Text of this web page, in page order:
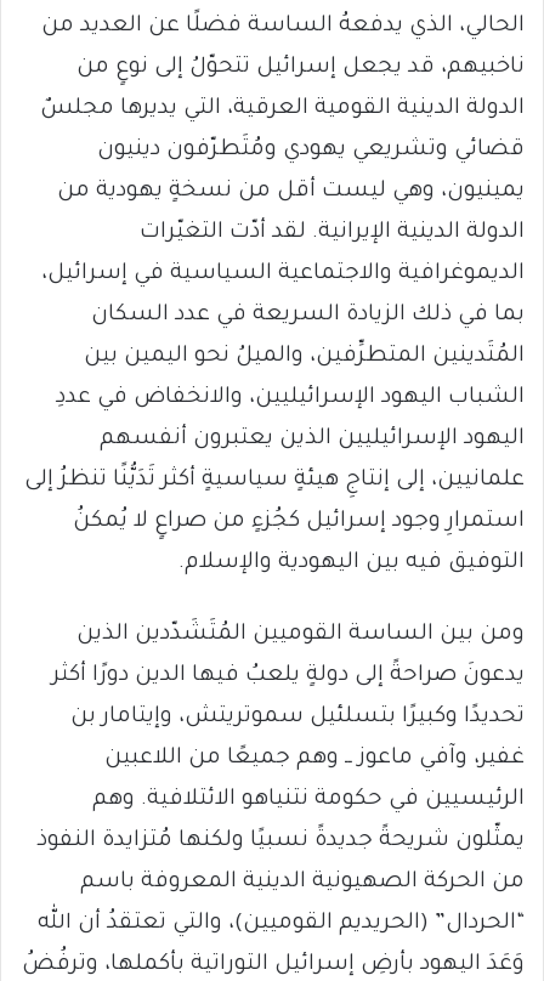
الحالي، الذي يدفعهُ الساسة فضلًا عن العديد من
ناخبيهم، قد يجعل إسرائيل تتحوّلُ إلى نوعٍ من
الدولة الدينية القومية العرقية، التي يديرها مجلسٌ
قضائي وتشريعي يهودي ومُتَطرّفون دينيون
يمينيون، وهي ليست أقل من نسخةٍ يهودية من
الدولة الدينية الإيرانية. لقد أدّت التغيّرات
الديموغرافية والاجتماعية السياسية في إسرائيل،
بما في ذلك الزيادة السريعة في عدد السكان
المُتَدينين المتطرِّفين، والميلُ نحو اليمين بين
الشباب اليهود الإسرائيليين، والانخفاض في عددِ
اليهود الإسرائيليين الذين يعتبرون أنفسهم
علمانيين، إلى إنتاجِ هيئةٍ سياسيةٍ أكثر تَدَيُّنًا تنظرُ إلى
استمرارِ وجود إسرائيل كجُزءٍ من صراعٍ لا يُمكنُ
التوفيق فيه بين اليهودية والإسلام.
ومن بين الساسة القوميين المُتَشَدّدين الذين
يدعونَ صراحةً إلى دولةٍ يلعبُ فيها الدين دورًا أكثر
تحديدًا وكبيرًا بتسلئيل سموتريتش، وإيتامار بن
غفير، وآفي ماعوز ــ وهم جميعًا من اللاعبين
الرئيسيين في حكومة نتنياهو الائتلافية. وهم
يمثّلون شريحةً جديدةً نسبيًا ولكنها مُتزايدة النفوذ
من الحركة الصهيونية الدينية المعروفة باسم
“الحردال” (الحريديم القوميين)، والتي تعتقدُ أن الله
وَعَدَ اليهود بأرضِ إسرائيل التوراتية بأكملها، وترفُضُ